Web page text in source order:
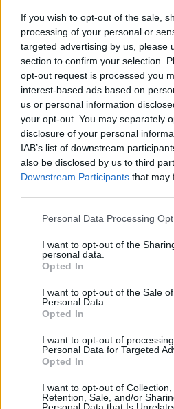
If you wish to opt-out of the sale,
processing of your personal or
targeted advertising by us, please
section to confirm your selection.
opt-out request is processed you
interest-based ads based on
us or personal information
your opt-out. You may separately
disclosure of your personal
IAB’s list of downstream
also be disclosed by us to third
Downstream Participants that may
Personal Data Processing
I want to opt-out of the
personal data.
Opted In
I want to opt-out of the Sale
Personal Data.
Opted In
I want to opt-out of
Personal Data for Targeted
Opted In
I want to opt-out of Collection,
Retention, Sale, and/or
Personal Data that Is
κοιλιακή χώρα, σκούρα
να διενεργείται αμέσως
εξετάσεις ηπατικής
ασθενείς θα πρέπει να
αναγνωρίζουν ενδείξεις
υποδηλώνουν ηπατική
εμφάνισής τους, να
βοήθεια.
Εάν υπάρχει υποψία ή
βλάβη, θα πρέπει να
μείωσης της δόσης ή
κατευθυντήριες γραμμές
χαρακτηριστικών του
αποφεύγεται η απότομη
εκτός εάν είναι
ελαχιστοποιηθεί ο
επιληπτικών κρίσεων).
Οι πληροφορίες
επικαιροποιηθούν
πληροφορίες ασφάλειας.